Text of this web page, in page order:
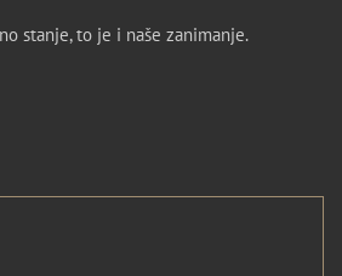
stanje, to je i naše zanimanje.